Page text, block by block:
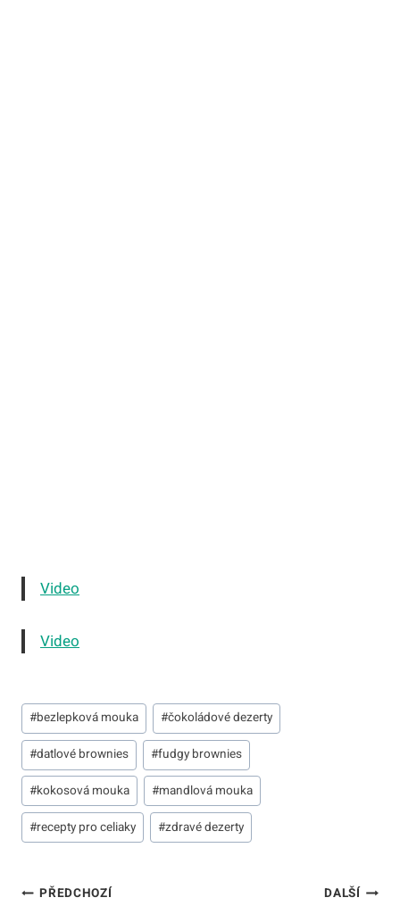
Video
Video
Štítky
příspěvků:
#bezlepková mouka #čokoládové dezerty
#datlové brownies #fudgy brownies
#kokosová mouka #mandlová mouka
#recepty pro celiaky #zdravé dezerty
Navigace
PŘEDCHOZÍ DALŠÍ